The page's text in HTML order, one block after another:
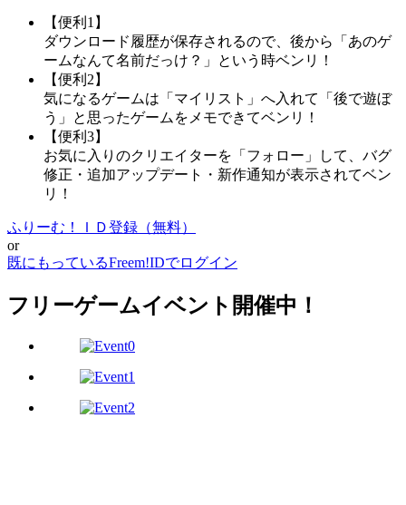
【便利1】
ダウンロード履歴が保存されるので、後から「あのゲ
ームなんて名前だっけ？」という時ベンリ！
【便利2】
気になるゲームは「マイリスト」へ入れて「後で遊ぼ
う」と思ったゲームをメモできてベンリ！
【便利3】
お気に入りのクリエイターを「フォロー」して、バグ
修正・追加アップデート・新作通知が表示されてベン
リ！
ふりーむ！ＩＤ登録（無料）
or
既にもっているFreem!IDでログイン
フリーゲームイベント開催中！